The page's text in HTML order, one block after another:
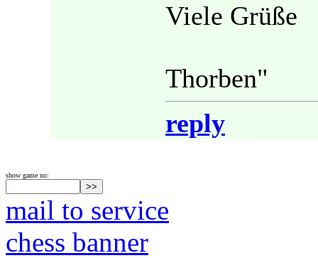
Viele Grüße
Thorben"
reply
show game no:
mail to service
chess banner